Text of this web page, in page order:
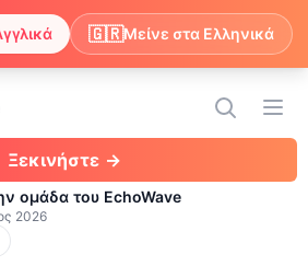
Ξεκινήστε →
ομάδα του EchoWave
2026
🇬🇷Μείνε στα Ελληνικά